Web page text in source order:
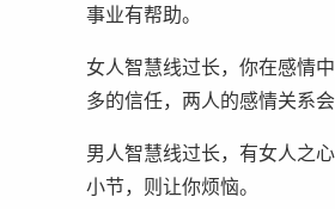
事业有帮助。
女人智慧线过长，你在感情
多的信任，两人的感情关系会
男人智慧线过长，有女人之
小节，则让你烦恼。